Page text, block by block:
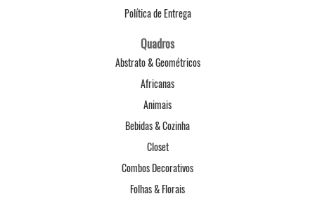
Política de Entrega
Quadros
Abstrato & Geométricos
Africanas
Animais
Bebidas & Cozinha
Closet
Combos Decorativos
Folhas & Florais